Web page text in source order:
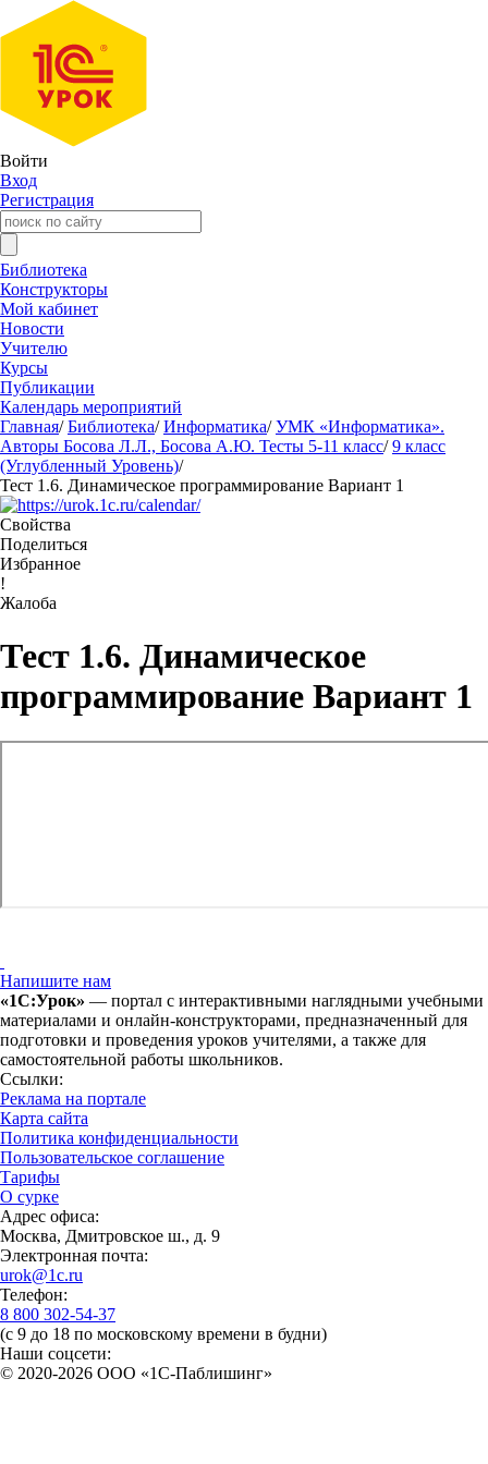
Войти
Вход
Регистрация
Библиотека
Конструкторы
Мой кабинет
Новости
Учителю
Курсы
Публикации
Календарь мероприятий
Главная/ Библиотека/ Информатика/ УМК «Информатика».
Авторы Босова Л.Л., Босова А.Ю. Тесты 5-11 класс/ 9 класс
(Углубленный Уровень)/
Тест 1.6. Динамическое программирование Вариант 1
Свойства
Поделиться
Избранное
!
Жалоба
Тест 1.6. Динамическое
программирование Вариант 1
Напишите нам
«1С:Урок» — портал с интерактивными наглядными учебными
материалами и онлайн-конструкторами, предназначенный для
подготовки и проведения уроков учителями, а также для
самостоятельной работы школьников.
Ссылки:
Реклама на портале
Карта сайта
Политика конфиденциальности
Пользовательское соглашение
Тарифы
О сурке
Адрес офиса:
Москва, Дмитровское ш., д. 9
Электронная почта:
urok@1c.ru
Телефон:
8 800 302-54-37
(с 9 до 18 по московскому времени в будни)
Наши соцсети:
© 2020-2026 OOO «1С-Паблишинг»